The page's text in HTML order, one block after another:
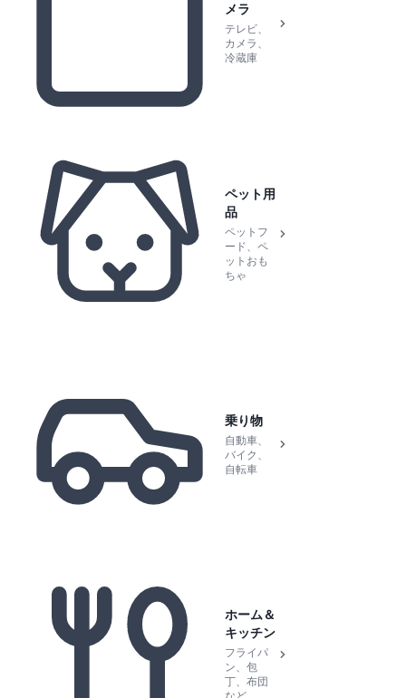
メラ
テレビ、
カメラ、
冷蔵庫
ペット用
品
ペットフ
ード、ペ
ットおも
ちゃ
乗り物
自動車、
バイク、
自転車
ホーム＆
キッチン
フライパ
ン、包
丁、布団